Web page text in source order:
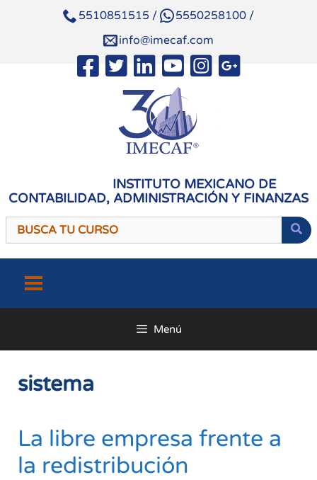
5510851515 / 5550258100 /
info@imecaf.com
INSTITUTO MEXICANO DE
CONTABILIDAD, ADMINISTRACIÓN Y FINANZAS
contenido
Menú
sistema
La libre empresa frente a
la redistribución